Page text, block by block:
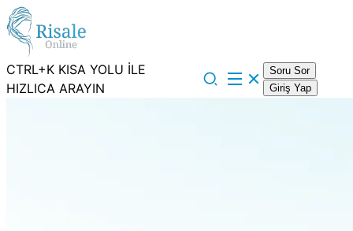
CTRL+K KISA YOLU İLE
HIZLICA ARAYIN
Soru Sor
Giriş Yap